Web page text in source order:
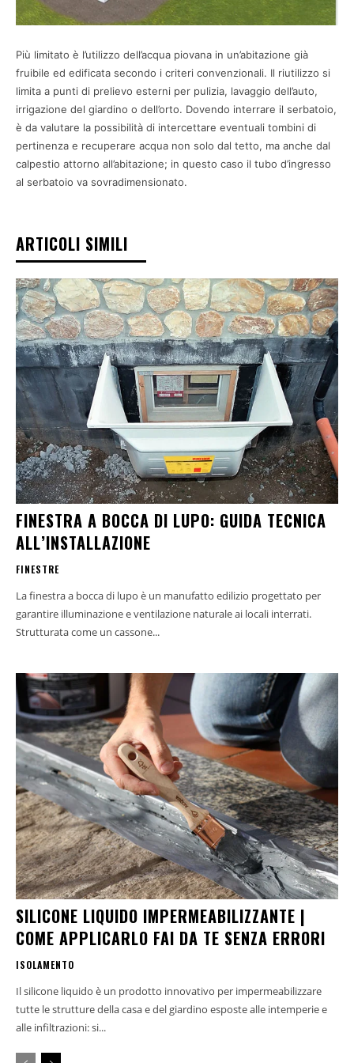
Più limitato è l’utilizzo dell’acqua piovana in un’abitazione già
fruibile ed edificata secondo i criteri convenzionali. Il riutilizzo si
limita a punti di prelievo esterni per pulizia, lavaggio dell’auto,
irrigazione del giardino o dell’orto. Dovendo interrare il serbatoio,
è da valutare la possibilità di intercettare eventuali tombini di
pertinenza e recuperare acqua non solo dal tetto, ma anche dal
calpestio attorno all’abitazione; in questo caso il tubo d’ingresso
al serbatoio va sovradimensionato.
ARTICOLI SIMILI
FINESTRA A BOCCA DI LUPO: GUIDA TECNICA
ALL’INSTALLAZIONE
FINESTRE
La finestra a bocca di lupo è un manufatto edilizio progettato per
garantire illuminazione e ventilazione naturale ai locali interrati.
Strutturata come un cassone...
SILICONE LIQUIDO IMPERMEABILIZZANTE |
COME APPLICARLO FAI DA TE SENZA ERRORI
ISOLAMENTO
Il silicone liquido è un prodotto innovativo per impermeabilizzare
tutte le strutture della casa e del giardino esposte alle intemperie e
alle infiltrazioni: si...